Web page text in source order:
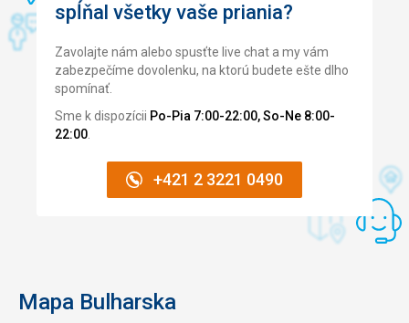
spĺňal všetky vaše priania?
Zavolajte nám alebo spusťte live chat a my vám
zabezpečíme dovolenku, na ktorú budete ešte dlho
spomínať.
Sme k dispozícii Po-Pia 7:00-22:00, So-Ne 8:00-
22:00
+421 2 3221 0490
Mapa Bulharska